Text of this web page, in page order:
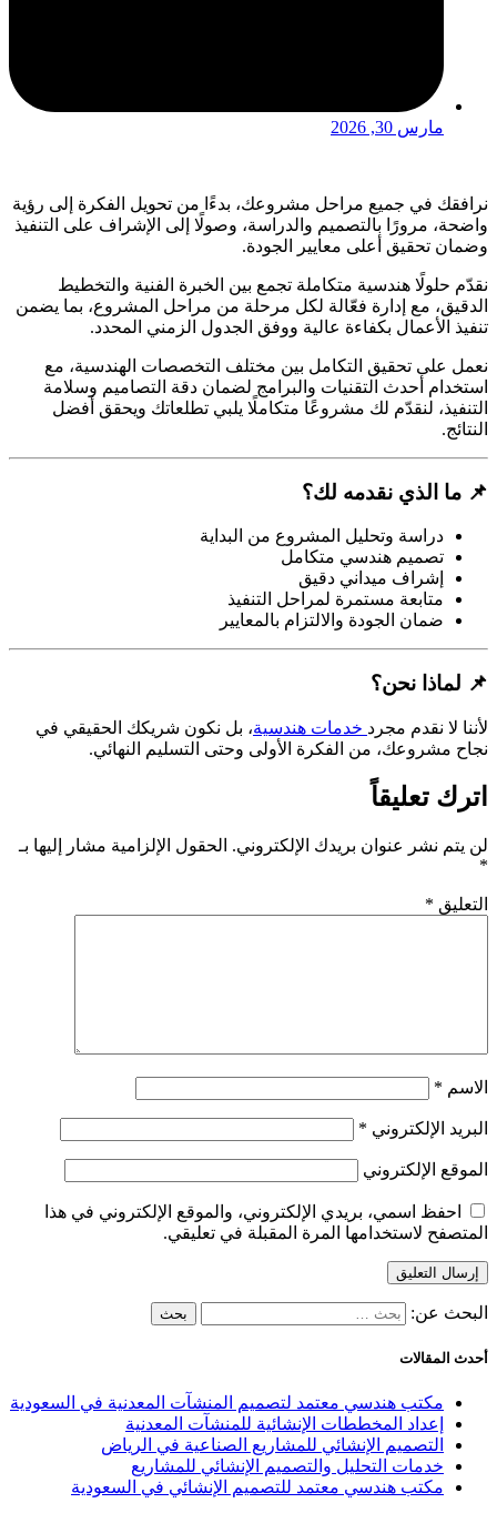
مارس 30, 2026
نرافقك في جميع مراحل مشروعك، بدءًا من تحويل الفكرة إلى رؤية
واضحة، مرورًا بالتصميم والدراسة، وصولًا إلى الإشراف على التنفيذ
وضمان تحقيق أعلى معايير الجودة.
نقدّم حلولًا هندسية متكاملة تجمع بين الخبرة الفنية والتخطيط
الدقيق، مع إدارة فعّالة لكل مرحلة من مراحل المشروع، بما يضمن
تنفيذ الأعمال بكفاءة عالية ووفق الجدول الزمني المحدد.
نعمل على تحقيق التكامل بين مختلف التخصصات الهندسية، مع
استخدام أحدث التقنيات والبرامج لضمان دقة التصاميم وسلامة
التنفيذ، لنقدّم لك مشروعًا متكاملًا يلبي تطلعاتك ويحقق أفضل
النتائج.
📌 ما الذي نقدمه لك؟
دراسة وتحليل المشروع من البداية
تصميم هندسي متكامل
إشراف ميداني دقيق
متابعة مستمرة لمراحل التنفيذ
ضمان الجودة والالتزام بالمعايير
📌 لماذا نحن؟
لأننا لا نقدم مجرد خدمات هندسية، بل نكون شريكك الحقيقي في
نجاح مشروعك، من الفكرة الأولى وحتى التسليم النهائي.
اترك تعليقاً
لن يتم نشر عنوان بريدك الإلكتروني. الحقول الإلزامية مشار إليها بـ
*
التعليق *
الاسم *
البريد الإلكتروني *
الموقع الإلكتروني
احفظ اسمي، بريدي الإلكتروني، والموقع الإلكتروني في هذا
المتصفح لاستخدامها المرة المقبلة في تعليقي.
البحث عن:
أحدث المقالات
مكتب هندسي معتمد لتصميم المنشآت المعدنية في السعودية
إعداد المخططات الإنشائية للمنشآت المعدنية
التصميم الإنشائي للمشاريع الصناعية في الرياض
خدمات التحليل والتصميم الإنشائي للمشاريع
مكتب هندسي معتمد للتصميم الإنشائي في السعودية